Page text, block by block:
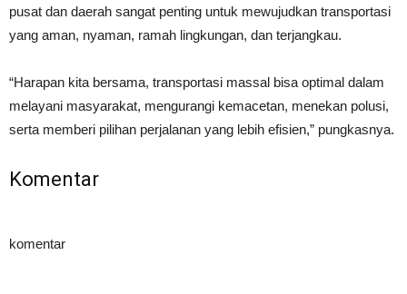
pusat dan daerah sangat penting untuk mewujudkan transportasi
yang aman, nyaman, ramah lingkungan, dan terjangkau.
“Harapan kita bersama, transportasi massal bisa optimal dalam
melayani masyarakat, mengurangi kemacetan, menekan polusi,
serta memberi pilihan perjalanan yang lebih efisien,” pungkasnya.
Komentar
komentar